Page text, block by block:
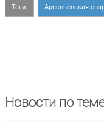
Теги: Арсеньевская
Новости по